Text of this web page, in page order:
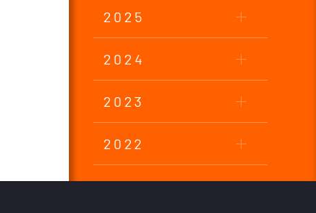
2025
2024
2023
2022
2021